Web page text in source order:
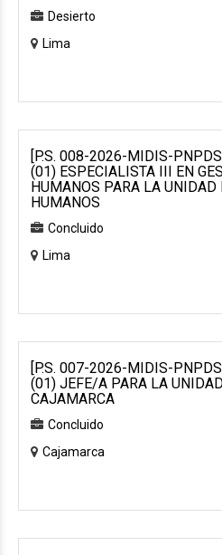
Desierto
Lima
[P.S. 008-2026-MIDIS-
(01) ESPECIALISTA III EN
HUMANOS PARA LA UNIDAD
HUMANOS
Concluido
Lima
[P.S. 007-2026-MIDIS-
(01) JEFE/A PARA LA
CAJAMARCA
Concluido
Cajamarca